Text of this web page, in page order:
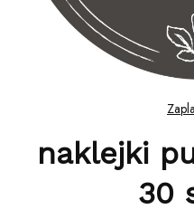
naklejki
30